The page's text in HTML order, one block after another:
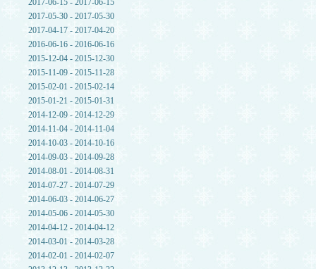
2017-06-15 - 2017-06-15
2017-05-30 - 2017-05-30
2017-04-17 - 2017-04-20
2016-06-16 - 2016-06-16
2015-12-04 - 2015-12-30
2015-11-09 - 2015-11-28
2015-02-01 - 2015-02-14
2015-01-21 - 2015-01-31
2014-12-09 - 2014-12-29
2014-11-04 - 2014-11-04
2014-10-03 - 2014-10-16
2014-09-03 - 2014-09-28
2014-08-01 - 2014-08-31
2014-07-27 - 2014-07-29
2014-06-03 - 2014-06-27
2014-05-06 - 2014-05-30
2014-04-12 - 2014-04-12
2014-03-01 - 2014-03-28
2014-02-01 - 2014-02-07